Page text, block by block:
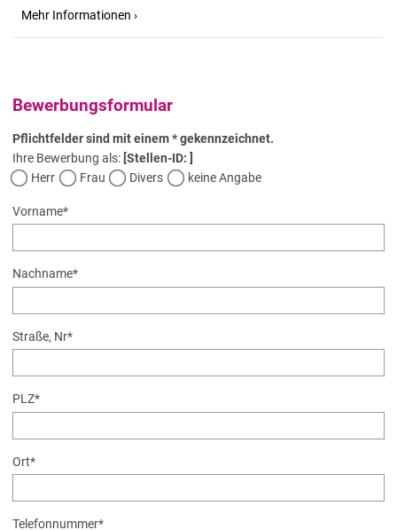
Bewerbungsformular
Pflichtfelder sind mit einem * gekennzeichnet.
Ihre Bewerbung als: [Stellen-ID: ]
Herr
Frau Divers keine Angabe
Vorname*
Nachname*
Straße, Nr*
PLZ*
Ort*
Telefonnummer*